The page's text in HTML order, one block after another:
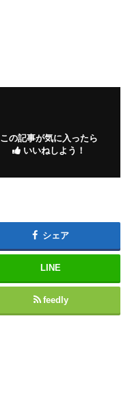
この記事が気に入ったら
いいねしよう！
シェア
LINE
feedly